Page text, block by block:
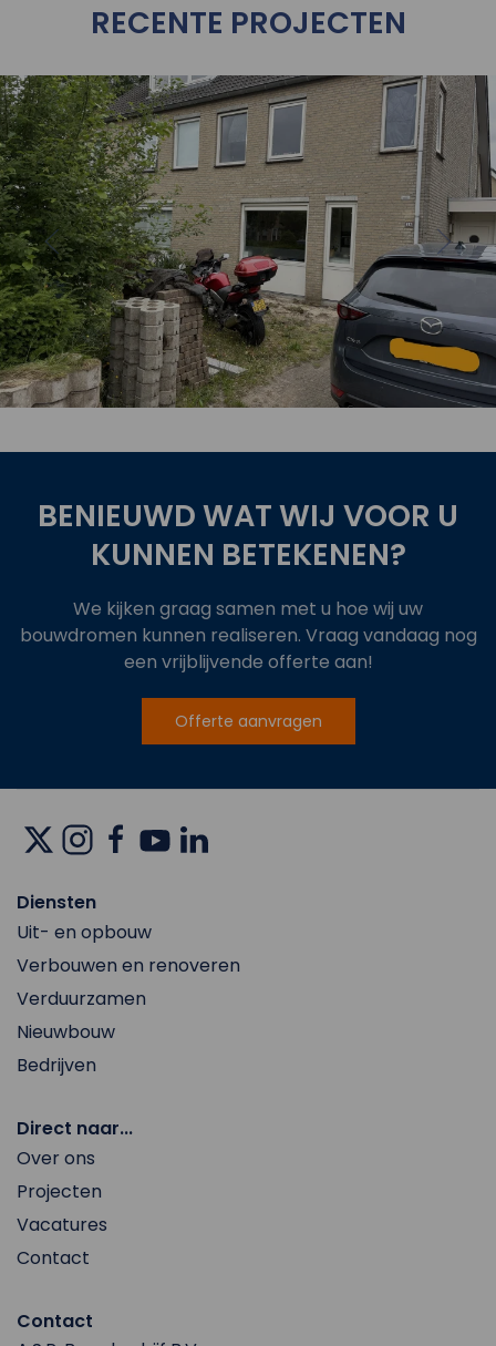
RECENTE PROJECTEN
Bekijk
BENIEUWD WAT WIJ VOOR U
KUNNEN BETEKENEN?
We kijken graag samen met u hoe wij uw
bouwdromen kunnen realiseren. Vraag vandaag nog
een vrijblijvende offerte aan!
Offerte aanvragen
Diensten
Uit- en opbouw
Verbouwen en renoveren
Verduurzamen
Nieuwbouw
Bedrijven
Direct naar...
Over ons
Projecten
Vacatures
Contact
Contact